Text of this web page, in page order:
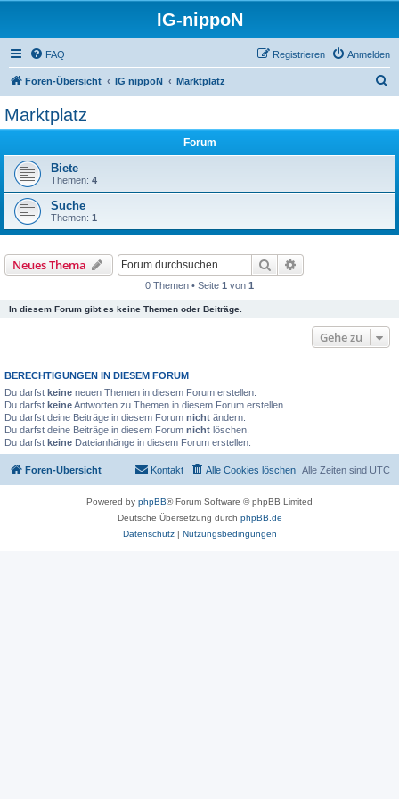
IG-nippoN
FAQ Anmelden
Registrieren
Foren-Übersicht IG nippoN Marktplatz
Marktplatz
Forum
Biete
Themen: 4
Suche
Themen: 1
Neues Thema Suche
0 Themen • Seite 1 von 1
In diesem Forum gibt es keine Themen oder Beiträge.
Gehe zu
BERECHTIGUNGEN IN DIESEM FORUM
Du darfst keine neuen Themen in diesem Forum erstellen.
Du darfst keineAntworten zu Themen in diesem Forum erstellen.
Du darfst deine Beiträge in diesem Forum nicht ändern.
Du darfst deine Beiträge in diesem Forum nicht löschen.
Du darfst keine Dateianhänge in diesem Forum erstellen.
Foren-Übersicht Alle Zeiten sind UTC
Alle Cookies löschen
Kontakt
Powered by phpBB® Forum Software © phpBB Limited
Deutsche Übersetzung durch phpBB.de
Datenschutz| Nutzungsbedingungen